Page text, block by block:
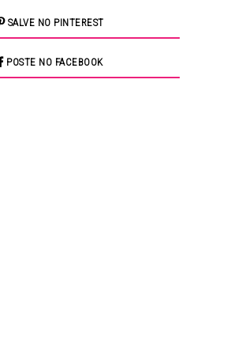
SALVE NO PINTEREST
POSTE NO FACEBOOK